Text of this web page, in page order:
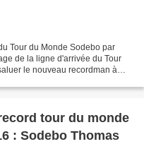
de la ligne d'arrivée du Tour
le nouveau recordman à
tour du monde
: Sodebo Thomas